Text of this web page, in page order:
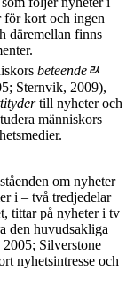
för kort och ingen
däremellan finns
beteendeﾭ
Sternvik, 2009),
till nyheter och
människors
om nyheter
i – två tredjedelar
tittar på nyheter i tv
den huvudsakliga
Silverstone
nyhetsintresse och